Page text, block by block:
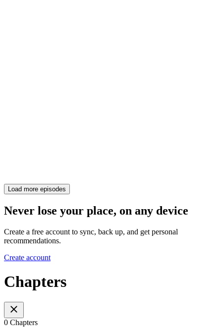
Load more episodes
Never lose your place, on any device
Create a free account to sync, back up, and get personal
recommendations.
Create account
Chapters
0 Chapters